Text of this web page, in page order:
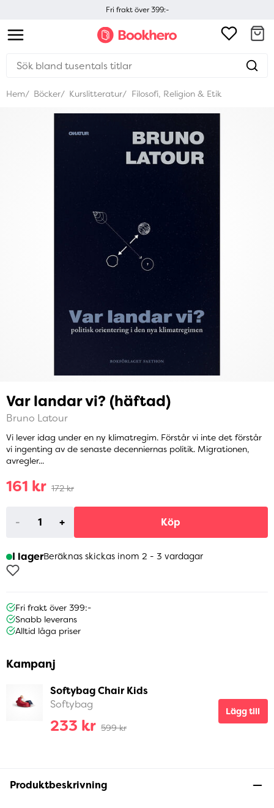
Fri frakt över 399:-
Hem Böcker Kurslitteratur Filosofi, Religion & Etik
Var landar vi? (häftad)
Bruno Latour
Vi lever idag under en ny klimatregim. Förstår vi inte det förstår
vi ingenting av de senaste decenniernas politik. Migrationen,
avregler...
161 kr 172 kr
- + Köp
I lagerBeräknas skickas inom 2 - 3 vardagar
Fri frakt över 399:-
Snabb leverans
Alltid låga priser
Kampanj
Softybag Chair Kids
Softybag
233 kr 599 kr
Lägg till
Produktbeskrivning